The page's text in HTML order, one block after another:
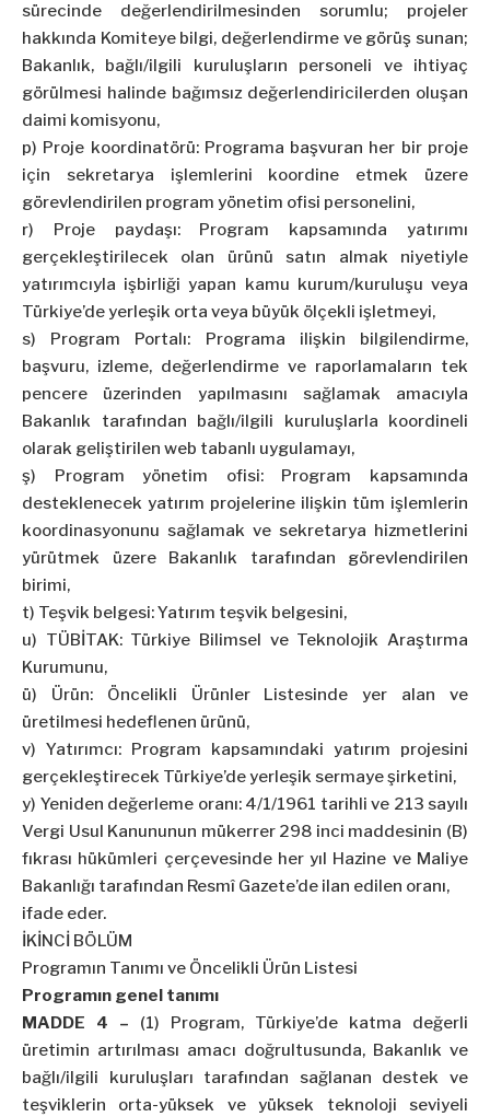
sürecinde değerlendirilmesinden sorumlu; projeler
hakkında Komiteye bilgi, değerlendirme ve görüş sunan;
Bakanlık, bağlı/ilgili kuruluşların personeli ve ihtiyaç
görülmesi halinde bağımsız değerlendiricilerden oluşan
daimi komisyonu,
p) Proje koordinatörü: Programa başvuran her bir proje
için sekretarya işlemlerini koordine etmek üzere
görevlendirilen program yönetim ofisi personelini,
r) Proje paydaşı: Program kapsamında yatırımı
gerçekleştirilecek olan ürünü satın almak niyetiyle
yatırımcıyla işbirliği yapan kamu kurum/kuruluşu veya
Türkiye’de yerleşik orta veya büyük ölçekli işletmeyi,
s) Program Portalı: Programa ilişkin bilgilendirme,
başvuru, izleme, değerlendirme ve raporlamaların tek
pencere üzerinden yapılmasını sağlamak amacıyla
Bakanlık tarafından bağlı/ilgili kuruluşlarla koordineli
olarak geliştirilen web tabanlı uygulamayı,
ş) Program yönetim ofisi: Program kapsamında
desteklenecek yatırım projelerine ilişkin tüm işlemlerin
koordinasyonunu sağlamak ve sekretarya hizmetlerini
yürütmek üzere Bakanlık tarafından görevlendirilen
birimi,
t) Teşvik belgesi: Yatırım teşvik belgesini,
u) TÜBİTAK: Türkiye Bilimsel ve Teknolojik Araştırma
Kurumunu,
ü) Ürün: Öncelikli Ürünler Listesinde yer alan ve
üretilmesi hedeflenen ürünü,
v) Yatırımcı: Program kapsamındaki yatırım projesini
gerçekleştirecek Türkiye’de yerleşik sermaye şirketini,
y) Yeniden değerleme oranı: 4/1/1961 tarihli ve 213 sayılı
Vergi Usul Kanununun mükerrer 298 inci maddesinin (B)
fıkrası hükümleri çerçevesinde her yıl Hazine ve Maliye
Bakanlığı tarafından Resmî Gazete’de ilan edilen oranı,
ifade eder.
İKİNCİ BÖLÜM
Programın Tanımı ve Öncelikli Ürün Listesi
Programın genel tanımı
MADDE 4 – (1) Program, Türkiye’de katma değerli
üretimin artırılması amacı doğrultusunda, Bakanlık ve
bağlı/ilgili kuruluşları tarafından sağlanan destek ve
teşviklerin orta-yüksek ve yüksek teknoloji seviyeli